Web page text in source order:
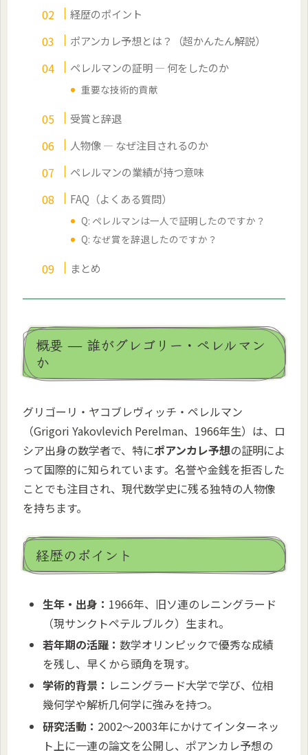
経歴のポイント
ポアンカレ予想とは？（超かんたん解説）
ペレルマンの証明 — 何をしたのか
重要な技術的貢献
受賞と辞退
人物像 — なぜ注目されるのか
ペレルマンの業績が持つ意味
FAQ（よくある質問）
Q: ペレルマンは一人で証明したのですか？
Q: なぜ賞を辞退したのですか？
まとめ
概要 — 誰がグレゴリー・ペレルマン
か
グリゴーリ・ヤコブレヴィッチ・ペレルマン
（Grigori Yakovlevich Perelman、1966年生）は、ロ
シア出身の数学者で、特にポアンカレ予想の証明によ
って国際的に知られています。名誉や金銭を拒否した
ことでも注目され、現代数学史に残る独特の人物像
を持ちます。
経歴のポイント
生年・出身： 1966年、旧ソ連のレニングラード
（現サンクトペテルブルク）生まれ。
若年期の活躍：数学オリンピックで優秀な成績
を残し、早くから頭角を現す。
学術的背景： レニングラード大学で学び、位相
幾何学や解析几何学に強みを持つ。
研究活動： 2002〜2003年にかけてインターネッ
ト上に一連の論文を公開し、ポアンカレ予想の